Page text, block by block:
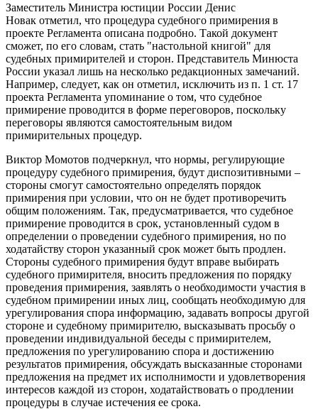
Заместитель Министра юстиции России Денис
Новак отметил, что процедура судебного примирения в
проекте Регламента описана подробно. Такой документ
сможет, по его словам, стать "настольной книгой" для
судебных примирителей и сторон. Представитель Минюста
России указал лишь на несколько редакционных замечаний.
Например, следует, как он отметил, исключить из п. 1 ст. 17
проекта Регламента упоминание о том, что судебное
примирение проводится в форме переговоров, поскольку
переговоры являются самостоятельным видом
примирительных процедур.
Виктор Момотов подчеркнул, что нормы, регулирующие
процедуру судебного примирения, будут диспозитивными –
стороны смогут самостоятельно определять порядок
примирения при условии, что он не будет противоречить
общим положениям. Так, предусматривается, что судебное
примирение проводится в срок, установленный судом в
определении о проведении судебного примирения, но по
ходатайству сторон указанный срок может быть продлен.
Стороны судебного примирения будут вправе выбирать
судебного примирителя, вносить предложения по порядку
проведения примирения, заявлять о необходимости участия в
судебном примирении иных лиц, сообщать необходимую для
урегулирования спора информацию, задавать вопросы другой
стороне и судебному примирителю, высказывать просьбу о
проведении индивидуальной беседы с примирителем,
предложения по урегулированию спора и достижению
результатов примирения, обсуждать высказанные сторонами
предложения на предмет их исполнимости и удовлетворения
интересов каждой из сторон, ходатайствовать о продлении
процедуры в случае истечения ее срока.